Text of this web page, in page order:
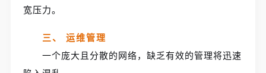
宽压力。
三、 运维管理
一个庞大且分散的网络，缺乏有效的管理将迅速